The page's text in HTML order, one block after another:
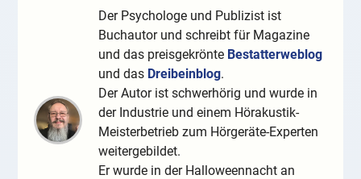
Der Psychologe und Publizist ist
Buchautor und schreibt für Magazine
und das preisgekrönte Bestatterweblog
und das Dreibeinblog.
Der Autor ist schwerhörig und wurde in
der Industrie und einem Hörakustik-
Meisterbetrieb zum Hörgeräte-Experten
weitergebildet.
Er wurde in der Halloweennacht an